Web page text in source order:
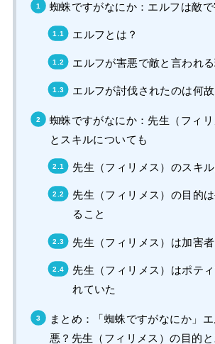
蜘蛛ですがなにか：エルフは敵で
エルフとは？
エルフが害悪で敵と言われ
エルフが討伐されたのは何故
蜘蛛ですがなにか：先生（フィ
とスキルについても
先生（フィリメス）のスキ
先生（フィリメス）の目的
ること
先生（フィリメス）は加害者
先生（フィリメス）はポテ
れていた
まとめ：「蜘蛛ですがなにか」
悪？先生（フィリメス）の目的